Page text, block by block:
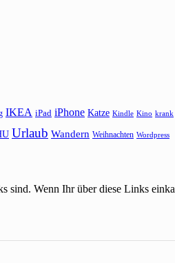
IKEA iPad iPhone Katze Kindle Kino krank
Urlaub Wandern Weihnachten Wordpress
Wenn Ihr über diese Links